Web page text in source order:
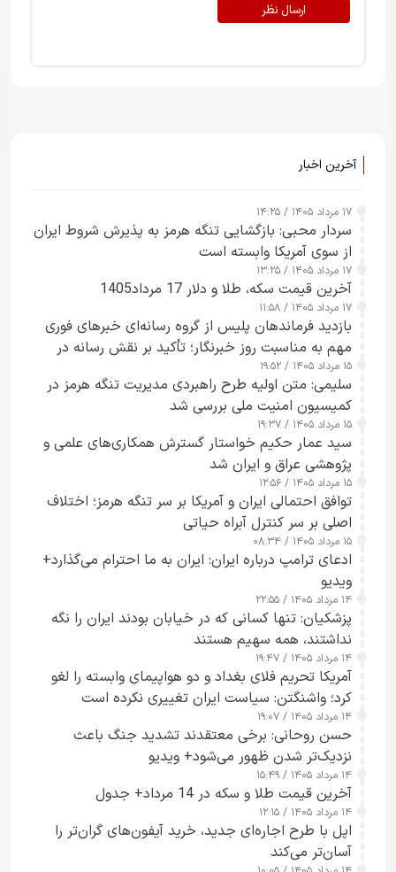
ارسال نظر
آخرین اخبار
۱۷ مرداد ۱۴۰۵ / ۱۴:۲۵
سردار محبی: بازگشایی تنگه هرمز به پذیرش شروط ایران
از سوی آمریکا وابسته است
۱۷ مرداد ۱۴۰۵ / ۱۳:۲۵
آخرین قیمت سکه، طلا و دلار 17 مرداد1405
۱۷ مرداد ۱۴۰۵ / ۱۱:۵۸
بازدید فرماندهان پلیس از گروه رسانه‌ای خبرهای فوری
مهم به مناسبت روز خبرنگار؛ تأکید بر نقش رسانه در
تقویت امنیت و اعتماد عمومی
۱۵ مرداد ۱۴۰۵ / ۱۹:۵۲
سلیمی: متن اولیه طرح راهبردی مدیریت تنگه هرمز در
کمیسیون امنیت ملی بررسی شد
۱۵ مرداد ۱۴۰۵ / ۱۹:۳۷
سید عمار حکیم خواستار گسترش همکاری‌های علمی و
پژوهشی عراق و ایران شد
۱۵ مرداد ۱۴۰۵ / ۱۲:۵۶
توافق احتمالی ایران و آمریکا بر سر تنگه هرمز؛ اختلاف
اصلی بر سر کنترل آبراه حیاتی
۱۵ مرداد ۱۴۰۵ / ۰۸:۳۴
ادعای ترامپ درباره ایران: ایران به ما احترام می‌گذارد+
ویدیو
۱۴ مرداد ۱۴۰۵ / ۲۲:۵۵
پزشکیان: تنها کسانی که در خیابان بودند ایران را نگه
نداشتند، همه سهیم هستند
۱۴ مرداد ۱۴۰۵ / ۱۹:۴۷
آمریکا تحریم فلای بغداد و دو هواپیمای وابسته را لغو
کرد؛ واشنگتن: سیاست ایران تغییری نکرده است
۱۴ مرداد ۱۴۰۵ / ۱۹:۰۷
حسن روحانی: برخی معتقدند تشدید جنگ باعث
نزدیک‌تر شدن ظهور می‌شود+ ویدیو
۱۴ مرداد ۱۴۰۵ / ۱۵:۴۹
آخرین قیمت طلا و سکه در 14 مرداد+ جدول
۱۴ مرداد ۱۴۰۵ / ۱۲:۱۵
اپل با طرح اجاره‌ای جدید، خرید آیفون‌های گران‌تر را
آسان‌تر می‌کند